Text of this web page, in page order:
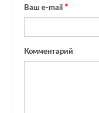
Ваш e-mail
Комментарий